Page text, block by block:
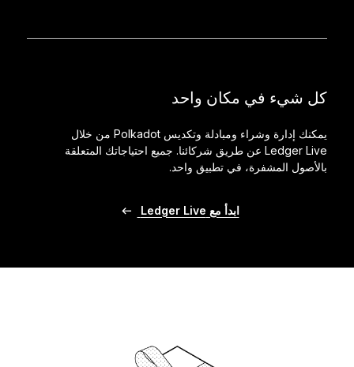
كل شيء في مكان واحد
يمكنك إدارة وشراء ومبادلة وتكديس Polkadot من خلال
Ledger Live عن طريق شركائنا. جميع احتياجاتك المتعلقة
بالأصول المشفرة، في تطبيق واحد.
ابدأ مع Ledger Live